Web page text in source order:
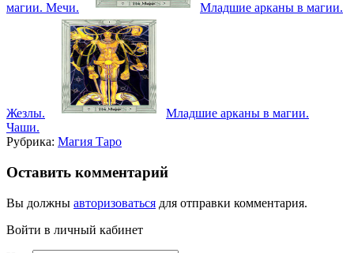
магии. Мечи. Младшие арканы в магии.
Жезлы.
Младшие арканы в магии.
Чаши.
Рубрика: Магия Таро
Оставить комментарий
Вы должны авторизоваться для отправки комментария.
Войти в личный кабинет